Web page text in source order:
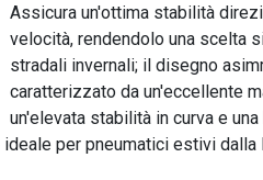
Assicura un'ottima stabilità
velocità, rendendolo una scelta
stradali invernali; il disegno
caratterizzato da un'eccellente
un'elevata stabilità in curva e
per pneumatici estivi